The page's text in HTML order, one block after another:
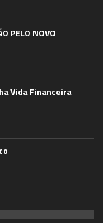
PELO NOVO
Vida Financeira